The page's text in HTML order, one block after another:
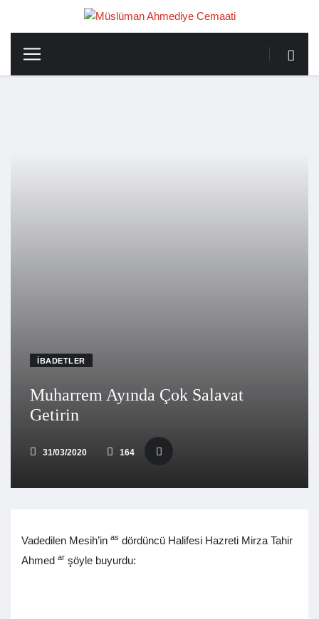
İBADETLER
Muharrem Ayında Çok Salavat
Getirin
31/03/2020 164
Vadedilen Mesih’in as dördüncü Halifesi Hazreti Mirza Tahir
Ahmed ar şöyle buyurdu: